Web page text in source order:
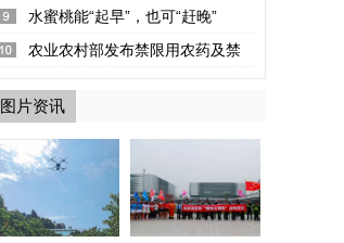
水蜜桃能“起早”，也可“赶晚”
农业农村部发布禁限用农药及禁
图片资讯